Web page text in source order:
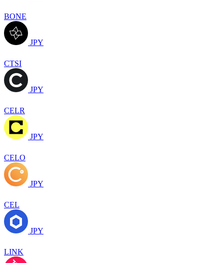
BONE
JPY
CTSI
JPY
CELR
JPY
CELO
JPY
CEL
JPY
LINK